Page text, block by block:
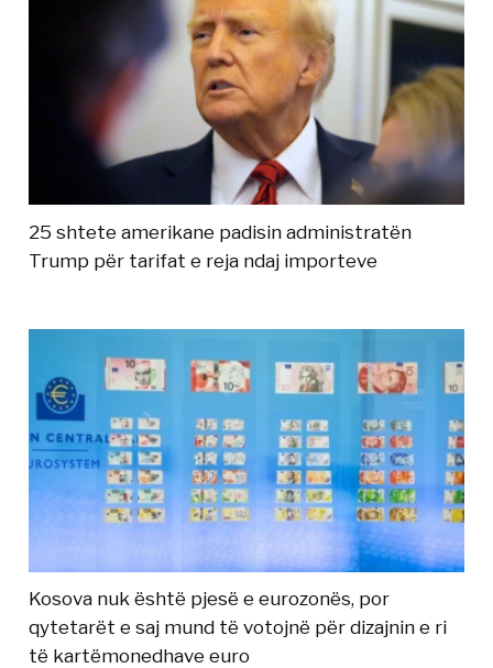
25 shtete amerikane padisin administratën
Trump për tarifat e reja ndaj importeve
Kosova nuk është pjesë e eurozonës, por
qytetarët e saj mund të votojnë për dizajnin e ri
të kartëmonedhave euro